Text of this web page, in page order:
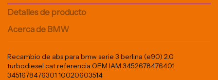
Detalles de producto
Acerca de BMW
Recambio de abs para bmw serie 3 berlina (e90) 2.0
turbodiesel cat referencia OEM IAM 3452678476401
3451678476301 10020603514